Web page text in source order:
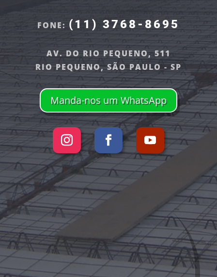
FONE: (11) 3768-8695
AV. DO RIO PEQUENO, 511
RIO PEQUENO, SÃO PAULO - SP
Manda-nos um WhatsApp